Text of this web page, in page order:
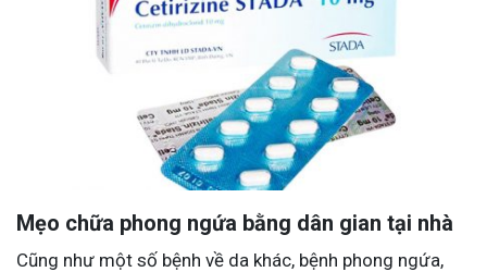
Mẹo chữa phong ngứa bằng dân gian tại nhà
Cũng như một số bệnh về da khác, bệnh phong ngứa,